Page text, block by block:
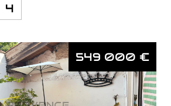
4
549 000 €